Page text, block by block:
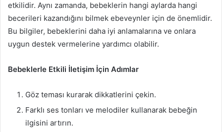
etkilidir. Aynı zamanda, bebeklerin hangi aylarda hangi
becerileri kazandığını bilmek ebeveynler için de önemlidir.
Bu bilgiler, bebeklerini daha iyi anlamalarına ve onlara
uygun destek vermelerine yardımcı olabilir.
Bebeklerle Etkili İletişim İçin Adımlar
Göz teması kurarak dikkatlerini çekin.
Farklı ses tonları ve melodiler kullanarak bebeğin
ilgisini artırın.